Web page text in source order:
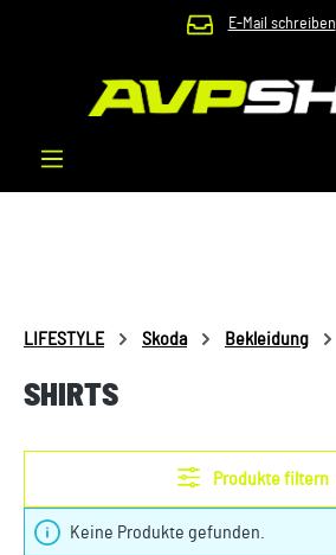
Zum Hauptinhalt springen E-Mail schreiben
LIFESTYLE Skoda Bekleidung
SHIRTS
Produkte filtern
Keine Produkte gefunden.